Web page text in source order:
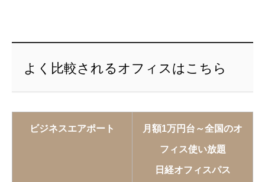
よく比較されるオフィスはこちら
ビジネスエアポート 月額1万円台～全国のオ
フィス使い放題
日経オフィスパス